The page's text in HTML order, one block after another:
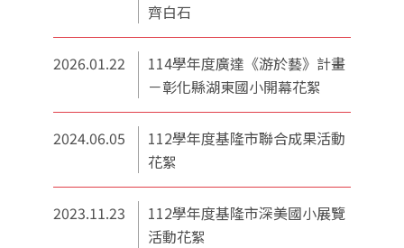
齊白石
2026.01.22
114學年度廣達《游於藝》計畫
－彰化縣湖東國小開幕花絮
2024.06.05
112學年度基隆市聯合成果活動
花絮
2023.11.23
112學年度基隆市深美國小展覽
活動花絮